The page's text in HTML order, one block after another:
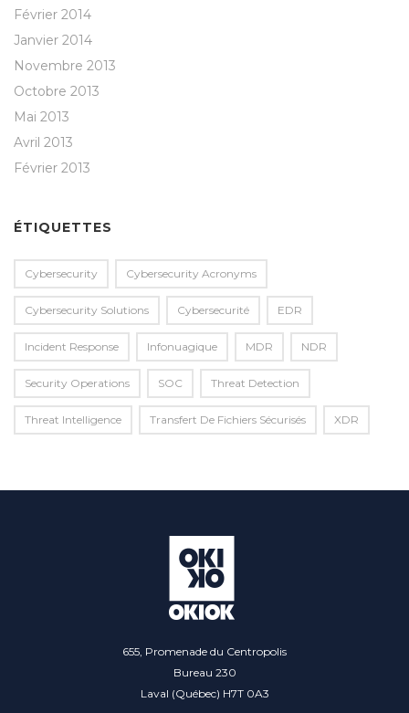
Février 2014
Janvier 2014
Novembre 2013
Octobre 2013
Mai 2013
Avril 2013
Février 2013
ÉTIQUETTES
Cybersecurity Cybersecurity Acronyms
Cybersecurity Solutions Cybersecurité EDR
Incident Response Infonuagique MDR NDR
Security Operations SOC Threat Detection
Threat Intelligence Transfert De Fichiers Sécurisés XDR
655, Promenade du Centropolis
Bureau 230
Laval (Québec) H7T 0A3